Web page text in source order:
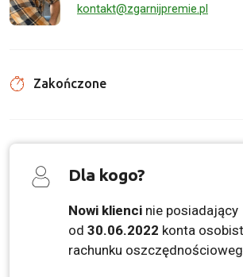
kontakt@zgarnijpremie.pl
Zakończone
Dla kogo?
Nowi klienci nie posiadający
od 30.06.2022 konta
rachunku